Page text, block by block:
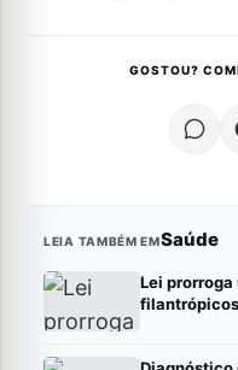
GOSTOU?
LEIA TAMBÉM EMSaúde
Lei prorroga
filantrópicos